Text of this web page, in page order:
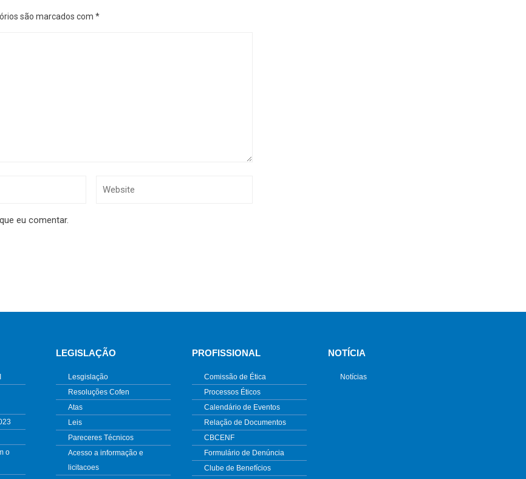
são marcados com *
eu comentar.
o
LEGISLAÇÃO
Lesgislação
Resoluções Cofen
Atas
Leis
Pareceres Técnicos
Acesso a informação e
licitacoes
PROFISSIONAL
Comissão de Ética
Processos Éticos
Calendário de Eventos
Relação de Documentos
CBCENF
Formulário de Denúncia
Clube de Benefícios
NOTÍCIA
Notícias